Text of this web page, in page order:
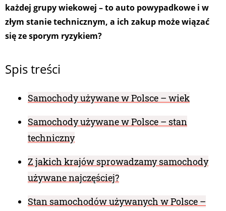
każdej grupy wiekowej – to auto powypadkowe i w
złym stanie technicznym, a ich zakup może wiązać
się ze sporym ryzykiem?
Spis treści
Samochody używane w Polsce – wiek
Samochody używane w Polsce – stan
techniczny
Z jakich krajów sprowadzamy samochody
używane najczęściej?
Stan samochodów używanych w Polsce –